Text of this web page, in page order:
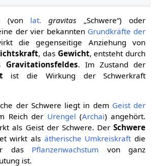
(von lat. gravitas „Schwere“) oder
der vier bekannten Grundkräfte der
die gegenseitige Anziehung von
, das Gewicht, entsteht durch
Gravitationsfeldes. Im Zustand der
ist die Wirkung der Schwerkraft
der Schwere liegt in dem Geist der
Reich der Urengel (Archai) angehört.
als Geist der Schwere. DerSchwere
wirkt als ätherische Umkreiskraft die
das Pflanzenwachstum von ganz
ist.